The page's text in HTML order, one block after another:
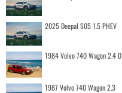
2025 Deepal S05 1.5 PHEV
1984 Volvo 740 Wagon 2.4 D
1987 Volvo 740 Wagon 2.3